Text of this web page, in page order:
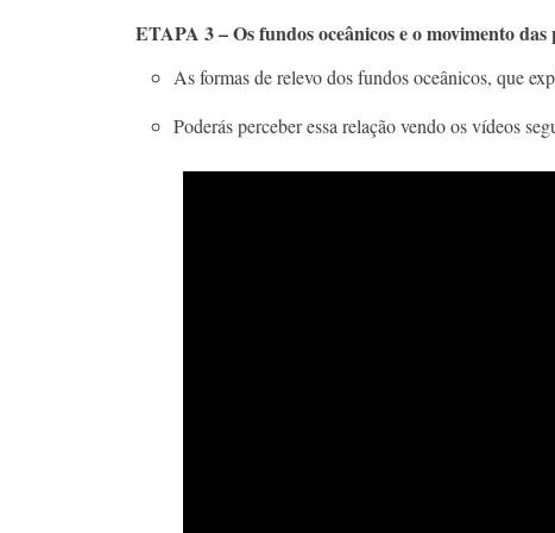
ETAPA 3 – Os fundos oceânicos e o movimento das
As formas de relevo dos fundos oceânicos, que
Poderás perceber essa relação vendo os vídeos